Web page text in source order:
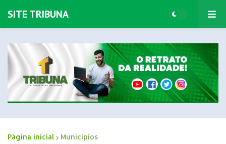
SITE TRIBUNA
Página inicial Municípios